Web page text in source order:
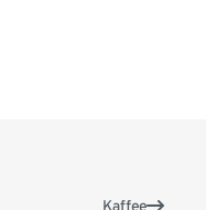
Kaffee